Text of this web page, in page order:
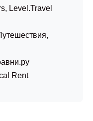
, Level.Travel
,
Rent